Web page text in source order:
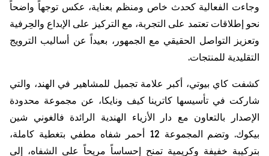
وجاءت الفعالية كحدث خاص ومنظم بعناية، عكس توجهاً واضحاً
نحو إطلاقات تعتمد على التجربة، مع التركيز على الإبداع والحِرفية
وتعزيز التواصل الحقيقي مع الجمهور، بعيداً عن أساليب الترويج
التقليدية للمنتجات.
كشفت كاي بيوتي، أكبر علامة تجميل للمشاهير في الهند، والتي
شاركت في تأسيسها كاترينا كيف ونايكا، عن مجموعة محدودة
الإصدار بالتعاون مع دار الأزياء الهندية الرائدة فالغوني شين
بيكوك
. وتضم المجموعة 12 أحمر شفاه مطفي بتغطية كاملة،
بتركيبة خفيفة وكريمية تمنح إحساساً مريحاً على الشفاه، إلى